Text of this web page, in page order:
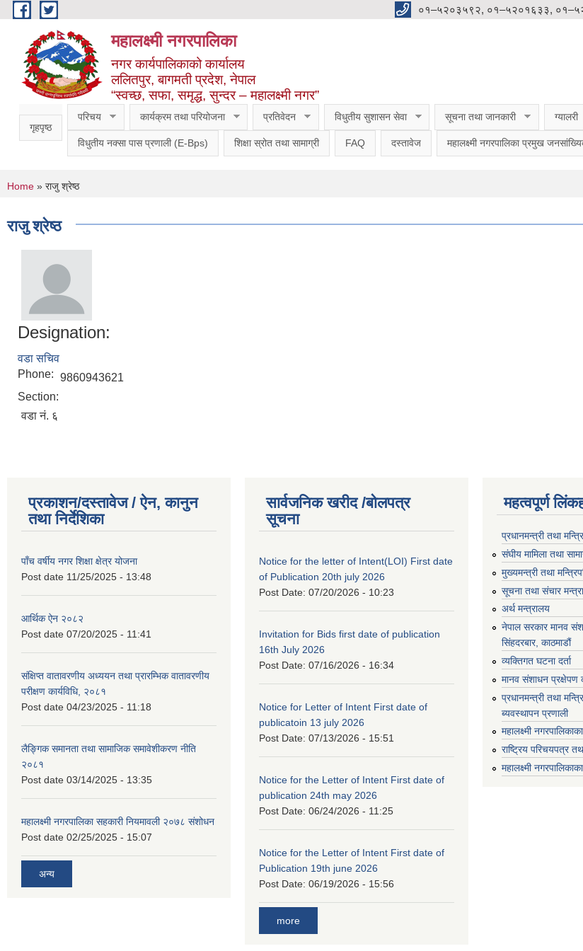
Skip to main content ०१–५२०३५९२, ०१–५२०१६३३,
महालक्ष्मी नगरपालिका
नगर कार्यपालिकाको कार्यालय
ललितपुर, बागमती प्रदेश, नेपाल
“स्वच्छ, सफा, समृद्ध, सुन्दर – महालक्ष्मी नगर”
गृहपृष्ठ
परिचय कार्यक्रम तथा परियोजना प्रतिवेदन विधुतीय सुशासन सेवा सूचना तथा जानकारी ग्यालरी
विधुतीय नक्सा पास प्रणाली (E-Bps) शिक्षा स्रोत तथा सामाग्री FAQ दस्तावेज महालक्ष्मी नगरपालिका प्रमुख
You are here
Home » राजु श्रेष्ठ
राजु श्रेष्ठ
Designation:
वडा सचिव
Phone: 9860943621
Section:
वडा नं. ६
प्रकाशन/दस्तावेज / ऐन, कानुन
तथा निर्देशिका
पाँच वर्षीय नगर शिक्षा क्षेत्र योजना
Post date 11/25/2025 - 13:48
आर्थिक ऐन २०८२
Post date 07/20/2025 - 11:41
संक्षिप्त वातावरणीय अध्ययन तथा प्रारम्भिक वातावरणीय
परीक्षण कार्यविधि, २०८१
Post date 04/23/2025 - 11:18
लैङ्गिक समानता तथा सामाजिक समावेशीकरण नीति
२०८१
Post date 03/14/2025 - 13:35
महालक्ष्मी नगरपालिका सहकारी नियमावली २०७८ संशोधन
Post date 02/25/2025 - 15:07
अन्य
सार्वजनिक खरीद /बोलपत्र
सूचना
Notice for the letter of Intent(LOI) First date
of Publication 20th july 2026
Post Date: 07/20/2026 - 10:23
Invitation for Bids first date of publication
16th July 2026
Post Date: 07/16/2026 - 16:34
Notice for Letter of Intent First date of
publicatoin 13 july 2026
Post Date: 07/13/2026 - 15:51
Notice for the Letter of Intent First date of
publication 24th may 2026
Post Date: 06/24/2026 - 11:25
Notice for the Letter of Intent First date of
Publication 19th june 2026
Post Date: 06/19/2026 - 15:56
more
महत्वपूर्ण
प्रधानमन्त्री तथा
संघीय मामिला तथा
मुख्यमन्त्री तथा
सूचना तथा संचार
अर्थ मन्त्रालय
नेपाल सरकार मानव
सिंहदरबार, काठमाडौं
व्यक्तिगत घटना दर्ता
मानव संशाधन प्रक्षेपण
प्रधानमन्त्री तथा
ब्यवस्थापन प्रणाली
महालक्ष्मी
राष्ट्रिय परिचयपत्र
महालक्ष्मी